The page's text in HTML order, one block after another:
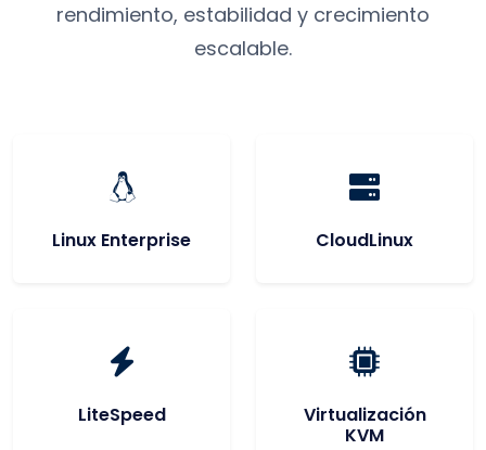
rendimiento, estabilidad y crecimiento
escalable.
Linux Enterprise CloudLinux
LiteSpeed
Virtualización
KVM